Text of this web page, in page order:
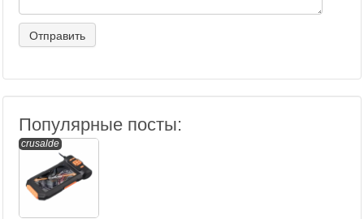
Популярные посты:
crusalde